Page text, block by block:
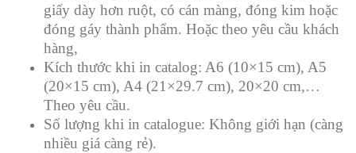
giấy dày hơn ruột, có cán màng, đóng kim hoặc
đóng gáy thành phẩm. Hoặc theo yêu cầu khách
hàng,
Kích thước khi in catalog: A6 (10×15 cm), A5
(20×15 cm), A4 (21×29.7 cm), 20×20 cm,…
Theo yêu cầu.
Số lượng khi in catalogue: Không giới hạn (càng
nhiều giá càng rẻ).